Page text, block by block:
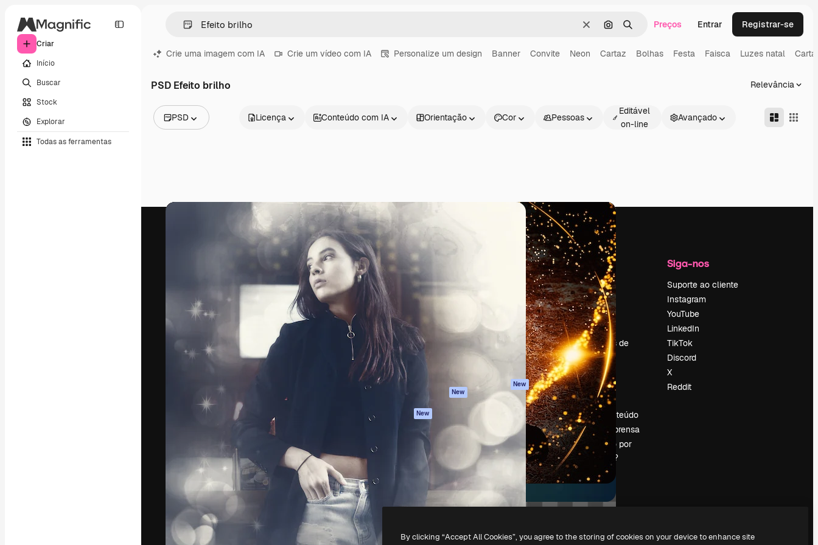
Criar
Início
Buscar
Stock
Explorar
Todas as ferramentas
LimparPesquisar por imagem
BuscarPreços Entrar Registrar-se
Crie uma imagem com IA Crie um vídeo com IA Personalize um design Banner Convite Neon Cartaz Bolhas Festa Faisca Luzes natal
PSD Efeito brilho Relevância
PSD
Vídeos
Licença Conteúdo com IA Orientação Cor Pessoas
Editável
on-line
Avançado
A plataforma criativa para você direcionar
seu melhor trabalho. Mais de 1 milhão de
assinantes entre criativos, empresas,
agências e estúdios.
Produtos
Spaces
Assistente de IA
Gerador de
imagens
Gerador de vídeos
Texto para voz
Conteúdo de stock
MCP para
New
New
App móvel
ferramentas
Documentação
Termos e
condições
Política de
New
Política de cookies
confiabilidade
Afiliados
Empresas
Empresa
Preços
Sobre nós
Reviews
Emprego
Tendências de
pesquisa
Blog
Eventos
Slidesgo
Vender conteúdo
Sala de imprensa
Procurando por
magnific.ai?
Siga-nos
Suporte ao cliente
Instagram
YouTube
LinkedIn
TikTok
Discord
X
Reddit
Freepik Company S.L.U. Todos os direitos reservados.
By clicking “Accept All Cookies”, you agree to the storing of cookies on your device to enhance site